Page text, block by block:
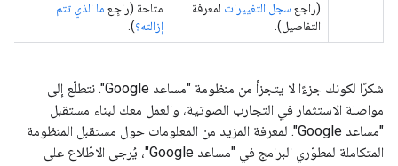
(راجعسجل التغييرات لمعرفة
التفاصيل).
متاحة (راجِع ما الذي تتم
إزالته؟).
شكرًا لكونك جزءًا لا يتجزأ من منظومة "مساعد Google". نتطلّع إلى
مواصلة الاستثمار في التجارب الصوتية، والعمل معك لبناء مستقبل
"مساعد Google". لمعرفة المزيد من المعلومات حول مستقبل المنظومة
المتكاملة لمطوّري البرامج في "مساعد Google"، يُرجى الاطّلاع على